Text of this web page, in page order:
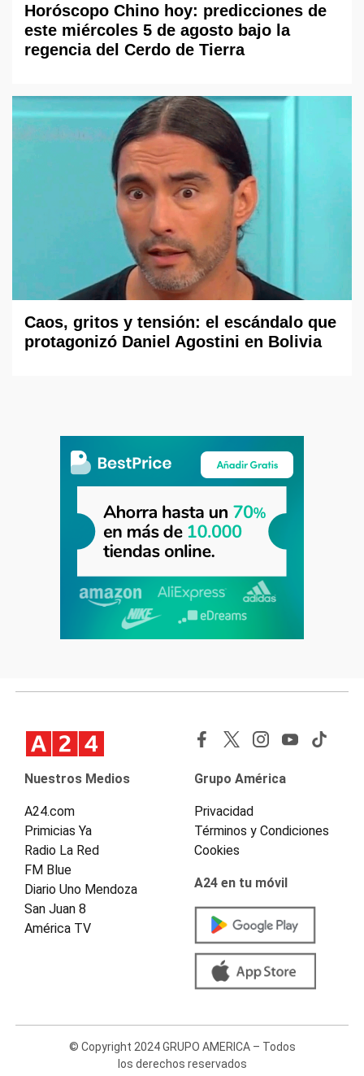
Horóscopo Chino hoy: predicciones de
este miércoles 5 de agosto bajo la
regencia del Cerdo de Tierra
Caos, gritos y tensión: el escándalo que
protagonizó Daniel Agostini en Bolivia
Nuestros Medios
A24.com
Primicias Ya
Radio La Red
FM Blue
Diario Uno Mendoza
San Juan 8
América TV
Grupo América
Privacidad
Términos y Condiciones
Cookies
A24 en tu móvil
© Copyright 2024 GRUPO AMERICA – Todos
los derechos reservados